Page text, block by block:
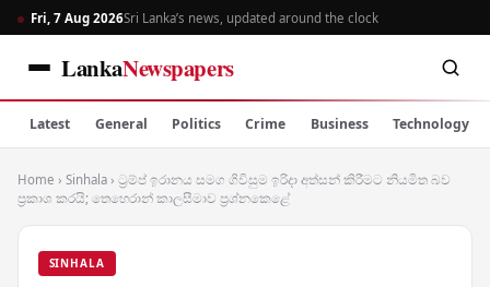
Fri, 7 Aug 2026Sri Lanka’s news, updated around the clock
LankaNewspapers
Latest General Politics Crime Business Technology
Home › Sinhala › ට්‍රම්ප් ඉරානය සමග ගිවිසුම ඉරිදා අත්සන් කිරීමට නියමිත බව
ප්‍රකාශ කරයි; තෙහෙරාන් කාලසීමාව ප්‍රශ්නකෙළේ
SINHALA